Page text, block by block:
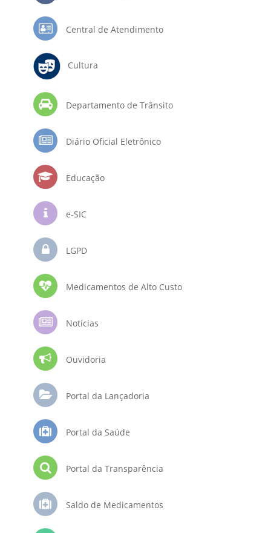
Central de Atendimento
Cultura
Departamento de Trânsito
Diário Oficial Eletrônico
Educação
e-SIC
LGPD
Medicamentos de Alto Custo
Notícias
Ouvidoria
Portal da Lançadoria
Portal da Saúde
Portal da Transparência
Saldo de Medicamentos